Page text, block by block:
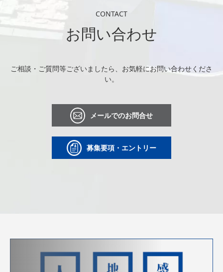
CONTACT
お問い合わせ
ご相談・ご質問等ございましたら、お気軽にお問い合わせくださ
い。
メールでのお問合せ
募集要項・エントリー